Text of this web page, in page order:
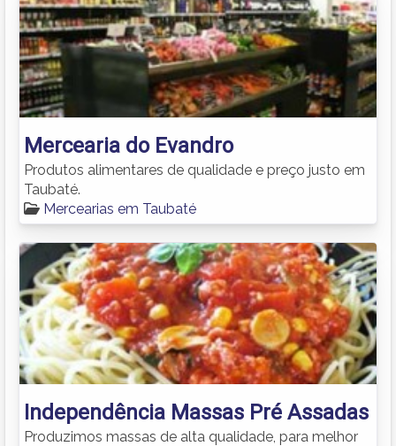
Mercearia do Evandro
Produtos alimentares de qualidade e preço justo em
Taubaté.
Mercearias em Taubaté
Independência Massas Pré Assadas
Produzimos massas de alta qualidade, para melhor